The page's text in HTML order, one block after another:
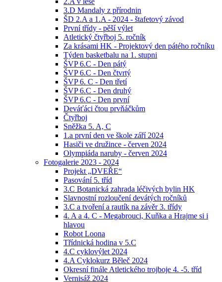
3.D Mandaly z přírodnin
ŠD 2.A a 1.A - 2024 - štafetový závod
První třídy - pěší výlet
Atletický čtyřboj 5. ročník
Za krásami HK - Projektový den pátého ročníku
Týden basketbalu na 1. stupni
ŠVP 6.C - Den pátý
ŠVP 6.C - Den čtvrtý
ŠVP 6. C - Den třetí
ŠVP 6.C - Den druhý
ŠVP 6.C - Den první
Deváťáci čtou prvňáčkům
Čtyřboj
Sněžka 5. A, C
1.a první den ve škole září 2024
Hasiči ve družince - červen 2024
Olympiáda naruby - červen 2024
Fotogalerie 2023 - 2024
Projekt „DVEŘE“
Pasování 5. tříd
3.C Botanická zahrada léčivých bylin HK
Slavnostní rozloučení devátých ročníků
3.C a tvoření a rautík na závěr 3. třídy
4. A a 4. C - Megabrouci, Kuňka a Hrajme si i
hlavou
Robot Loona
Třídnická hodina v 5.C
4.C cyklovýlet 2024
4.A Cyklokurz Běleč 2024
Okresní finále Atletického trojboje 4. -5. tříd
Vernisáž 2024